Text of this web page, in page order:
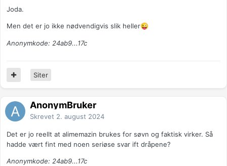
Joda.
Men det er jo ikke nødvendigvis slik heller😜
Anonymkode: 24ab9...17c
Siter
AnonymBruker
Skrevet 2. august 2024
Det er jo reellt at alimemazin brukes for søvn og faktisk virker. Så
hadde vært fint med noen seriøse svar ift dråpene?
Anonymkode: 24ab9...17c